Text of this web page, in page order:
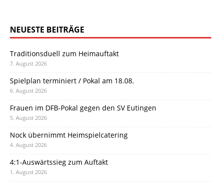
NEUESTE BEITRÄGE
Traditionsduell zum Heimauftakt
7. August 2026
Spielplan terminiert / Pokal am 18.08.
6. August 2026
Frauen im DFB-Pokal gegen den SV Eutingen
5. August 2026
Nock übernimmt Heimspielcatering
4. August 2026
4:1-Auswärtssieg zum Auftakt
1. August 2026